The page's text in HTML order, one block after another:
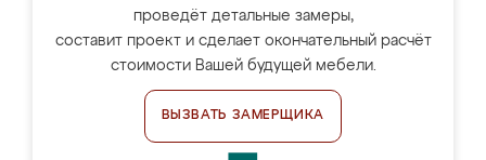
проведёт детальные замеры,
составит проект и сделает окончательный расчёт
стоимости Вашей будущей мебели.
ВЫЗВАТЬ ЗАМЕРЩИКА